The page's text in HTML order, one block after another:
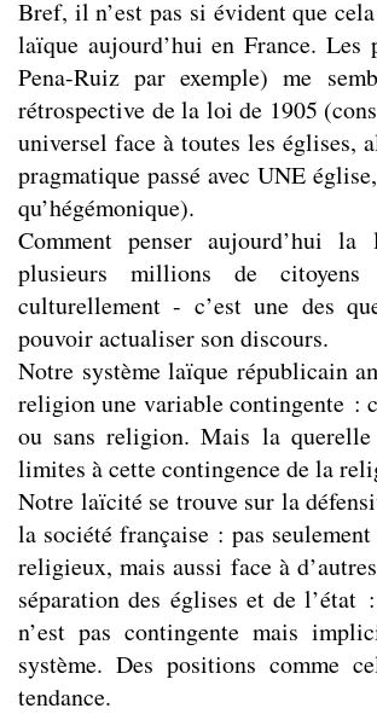
Bref, il n’est pas si évident que
laïque aujourd’hui en France.
Pena-Ruiz par exemple) me
rétrospective de la loi de 1905
universel face à toutes les églises,
pragmatique passé avec UNE
qu’hégémonique).
Comment penser aujourd’hui
plusieurs millions de citoyens
culturellement - c’est une des
pouvoir actualiser son discours.
Notre système laïque républicain
religion une variable contingente :
ou sans religion. Mais la
limites à cette contingence de la
Notre laïcité se trouve sur la
la société française : pas
religieux, mais aussi face à
séparation des églises et de
n’est pas contingente mais
système. Des positions comme
tendance.